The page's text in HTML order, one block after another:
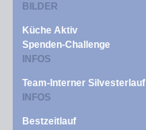
BILDER
Küche Aktiv
Spenden-Challenge
INFOS
Team-Interner Silvesterlauf
INFOS
Bestzeitlauf